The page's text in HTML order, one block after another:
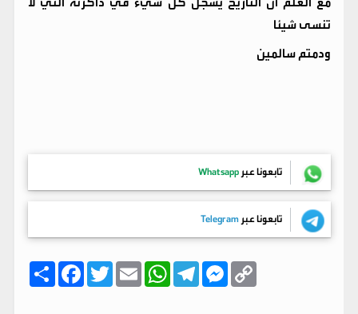
تنسى شيئا
ودمتم سالمين
تابعونا عبر Whatsapp
تابعونا عبر Telegram
ا
F
a
T
w
E
m
W
h
T
e
M
e
C